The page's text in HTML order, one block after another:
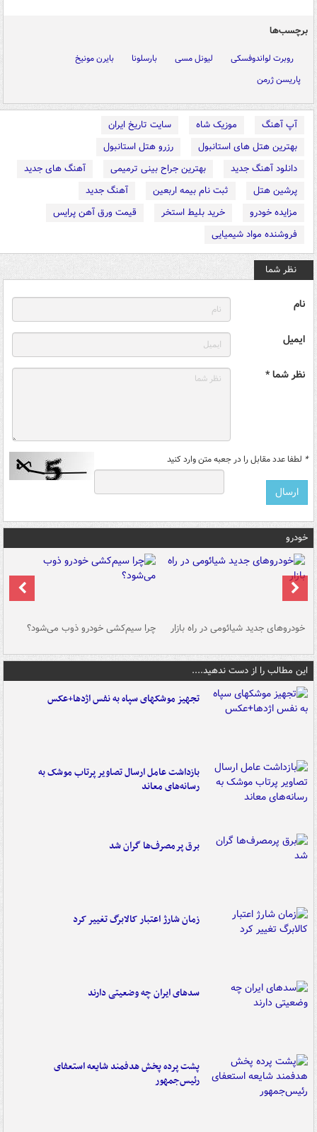
برچسب‌ها
روبرت لواندوفسکی لیونل مسی بارسلونا
بایرن مونیخ
پاریسن ژرمن
آپ آهنگ موزیک شاه
سایت تاریخ ایران
بهترین هتل های استانبول
رزرو هتل استانبول
دانلود آهنگ جدید
بهترین جراح بینی ترمیمی
آهنگ های جدید
پرشین هتل
ثبت نام بیمه اربعین
آهنگ جدید
مزایده خودرو
خرید بلیط استخر
قیمت ورق آهن پرایس
فروشنده مواد شیمیایی
نظر شما
نام
ایمیل
نظر شما *
* لطفا عدد مقابل را در جعبه متن وارد کنید
خودرو
خودروهای جدید شیائومی در راه بازار چرا سیم‌کشی خودرو ذوب می‌شود؟
این مطالب را از دست ندهید....
تجهیز موشکهای سپاه به نفس اژدها+عکس
بازداشت عامل ارسال تصاویر پرتاب موشک به
رسانه‌های معاند
برق پرمصرف‌ها گران شد
زمان شارژ اعتبار کالابرگ تغییر کرد
سدهای ایران چه وضعیتی دارند
پشت پرده پخش هدفمند شایعه استعفای
رئیس‌جمهور